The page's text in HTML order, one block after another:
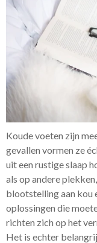
Koude voeten zijn
gevallen vormen ze
uit een rustige slaap
als op andere
blootstelling aan kou
oplossingen die
richten zich op het
Het is echter